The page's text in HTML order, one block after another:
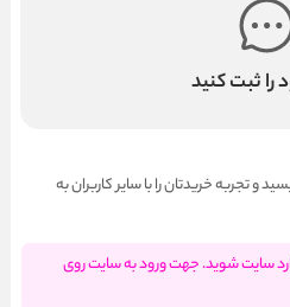
را ثبت کنید
و تجربه خریدتان را با سایر کاربران به
سایت شوید. جهت ورود به سایت روی